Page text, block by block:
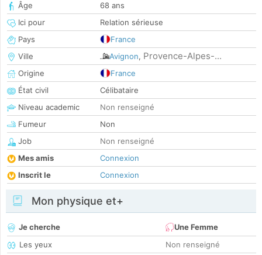
Âge
68 ans
Ici pour
Relation sérieuse
Pays
France
Ville
Avignon, Provence-Alpes-...
Origine
France
État civil
Célibataire
Niveau academic
Non renseigné
Fumeur
Non
Job
Non renseigné
Mes amis
Connexion
Inscrit le
Connexion
Mon physique et+
Je cherche
Une Femme
Les yeux
Non renseigné